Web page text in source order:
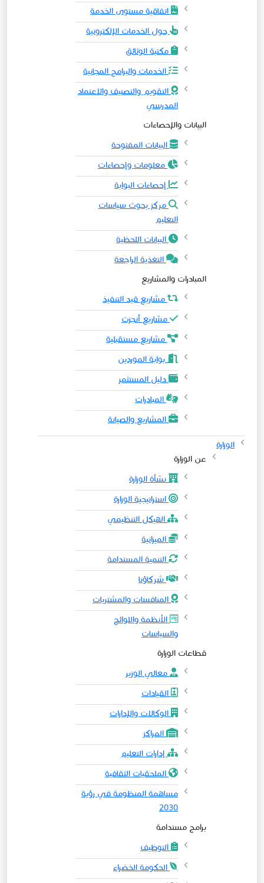
اتفاقية مستوى الخدمة
حول الخدمات الإلكترونية
مكتبة الوثائق
الخدمات والبرامج المجانية
التقويم والتصنيف والاعتماد
المدرسي
البيانات والإحصاءات
البيانات المفتوحة
معلومات وإحصاءات
إحصاءات البوابة
مركز بحوث سياسات
التعليم
البيانات اللحظية
التغذية الراجعة
المبادرات والمشاريع
مشاريع قيد التنفيذ
مشاريع أنجزت
مشاريع مستقبلية
بوابة الموردين
دليل المستثمر
المبادرات
المشاريع والصيانة
الوزارة
عن الوزارة
نشأة الوزارة
استراتيجية الوزارة
الهيكل التنظيمي
الميزانية
التنمية المستدامة
شركاؤنا
المنافسات والمشتريات
الأنظمة واللوائح
والسياسات
قطاعات الوزارة
معالي الوزير
القيادات
الوكالات والإدارات
المراكز
إدارات التعليم
الملحقيات الثقافية
مساهمة المنظومة في رؤية
2030
برامج مستدامة
التوظيف
الحكومة الخضراء